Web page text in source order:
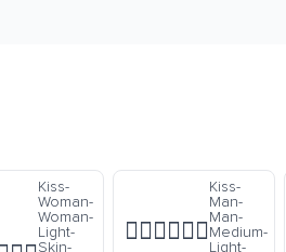
Kiss-
Woman-
Woman-
Light-
Skin-
👨🏼‍❤️‍💋‍👨🏼
Kiss-
Man-
Man-
Medium-
Light-